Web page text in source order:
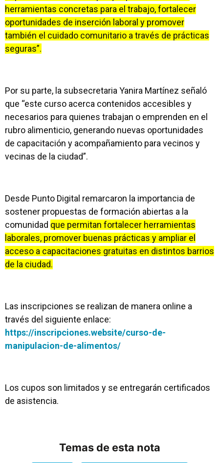
herramientas concretas para el trabajo, fortalecer
oportunidades de inserción laboral y promover
también el cuidado comunitario a través de prácticas
seguras”.
Por su parte, la subsecretaria Yanira Martínez señaló
que “este curso acerca contenidos accesibles y
necesarios para quienes trabajan o emprenden en el
rubro alimenticio, generando nuevas oportunidades
de capacitación y acompañamiento para vecinos y
vecinas de la ciudad”.
Desde Punto Digital remarcaron la importancia de
sostener propuestas de formación abiertas a la
comunidad que permitan fortalecer herramientas
laborales, promover buenas prácticas y ampliar el
acceso a capacitaciones gratuitas en distintos barrios
de la ciudad.
Las inscripciones se realizan de manera online a
través del siguiente enlace:
https://inscripciones.website/curso-de-
manipulacion-de-alimentos/
Los cupos son limitados y se entregarán certificados
de asistencia.
Temas de esta nota